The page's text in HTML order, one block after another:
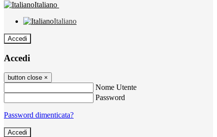
Italiano
Italiano
Accedi
Accedi
button close ×
Nome Utente
Password
Password dimenticata?